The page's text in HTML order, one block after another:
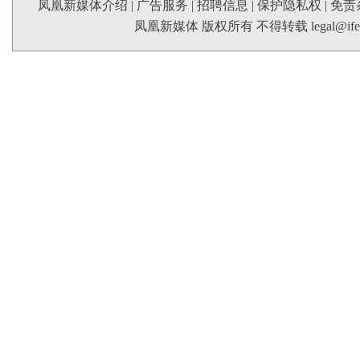
凤凰新媒体介绍 | 广告服务 | 招聘信息 | 保护隐私权 | 免责
凤凰新媒体 版权所有 不得转载